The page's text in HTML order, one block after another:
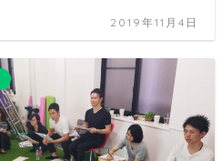
2019年11月4日